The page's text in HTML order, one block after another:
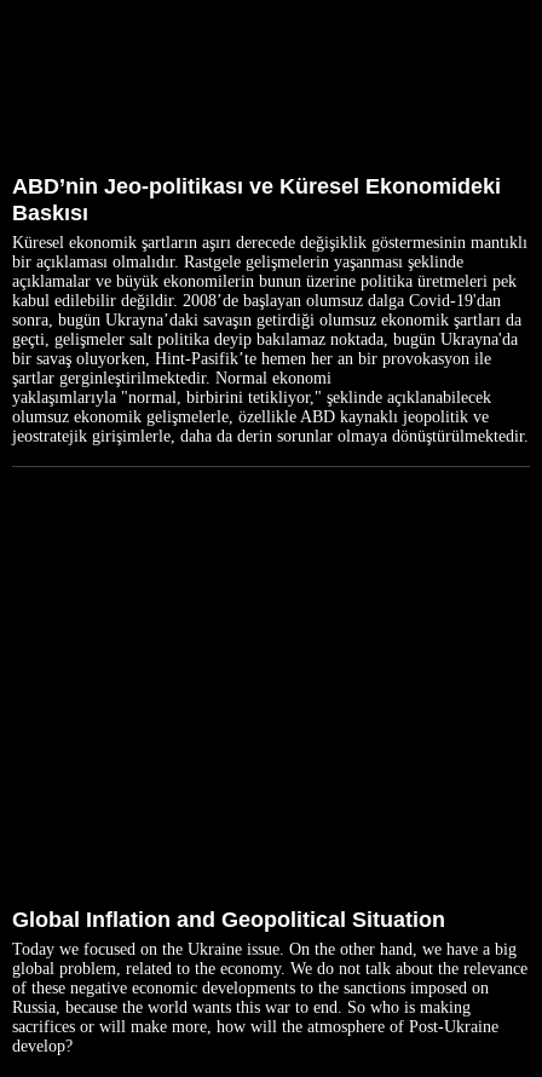
ABD’nin Jeo-politikası ve Küresel Ekonomideki
Baskısı
Küresel ekonomik şartların aşırı derecede değişiklik göstermesinin mantıklı
bir açıklaması olmalıdır. Rastgele gelişmelerin yaşanması şeklinde
açıklamalar ve büyük ekonomilerin bunun üzerine politika üretmeleri pek
kabul edilebilir değildir. 2008’de başlayan olumsuz dalga Covid-19'dan
sonra, bugün Ukrayna’daki savaşın getirdiği olumsuz ekonomik şartları da
geçti, gelişmeler salt politika deyip bakılamaz noktada, bugün Ukrayna'da
bir savaş oluyorken, Hint-Pasifik’te hemen her an bir provokasyon ile
şartlar gerginleştirilmektedir. Normal ekonomi
yaklaşımlarıyla "normal, birbirini tetikliyor," şeklinde açıklanabilecek
olumsuz ekonomik gelişmelerle, özellikle ABD kaynaklı jeopolitik ve
jeostratejik girişimlerle, daha da derin sorunlar olmaya dönüştürülmektedir.
Global Inflation and Geopolitical Situation
Today we focused on the Ukraine issue. On the other hand, we have a big
global problem, related to the economy. We do not talk about the relevance
of these negative economic developments to the sanctions imposed on
Russia, because the world wants this war to end. So who is making
sacrifices or will make more, how will the atmosphere of Post-Ukraine
develop?